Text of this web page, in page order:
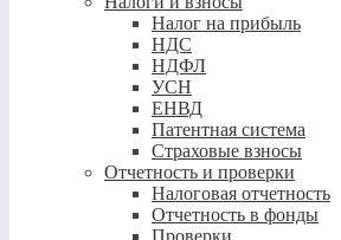
Налог на прибыль
НДС
НДФЛ
УСН
ЕНВД
Патентная система
Страховые взносы
Отчетность и проверки
Налоговая отчетность
Отчетность в фонды
Проверки